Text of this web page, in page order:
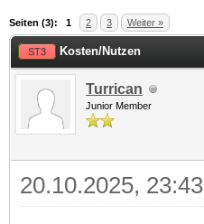
Seiten (3): 1 2 3 Weiter »
Durchschnitt
ST3 Kosten/Nutzen
Turrican
Junior Member
20.10.2025, 23:43